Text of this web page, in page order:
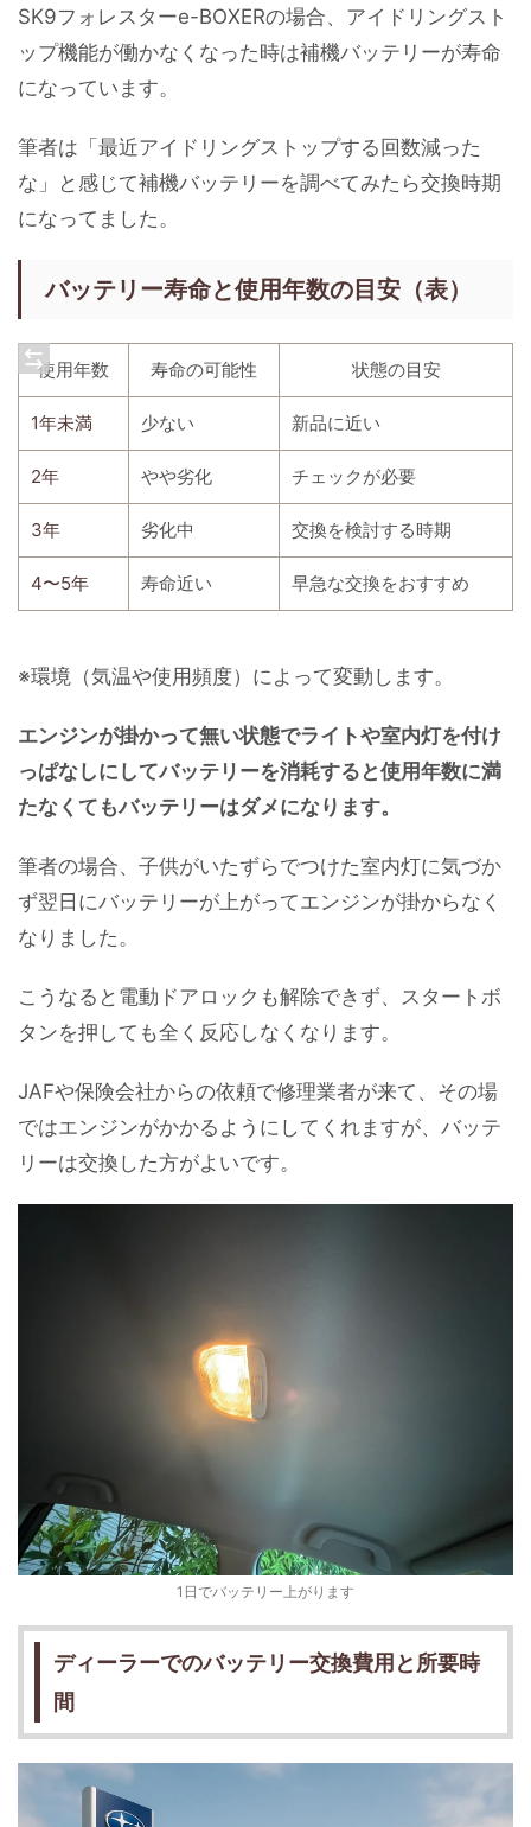
SK9フォレスターe-BOXERの場合、アイドリングスト
ップ機能が働かなくなった時は補機バッテリーが寿命
になっています。
筆者は「最近アイドリングストップする回数減った
な」と感じて補機バッテリーを調べてみたら交換時期
になってました。
バッテリー寿命と使用年数の目安（表）
使用年数 寿命の可能性 状態の目安
1年未満 少ない 新品に近い
2年 やや劣化 チェックが必要
3年 劣化中 交換を検討する時期
4〜5年 寿命近い 早急な交換をおすすめ
※環境（気温や使用頻度）によって変動します。
エンジンが掛かって無い状態でライトや室内灯を付け
っぱなしにしてバッテリーを消耗すると使用年数に満
たなくてもバッテリーはダメになります。
筆者の場合、子供がいたずらでつけた室内灯に気づか
ず翌日にバッテリーが上がってエンジンが掛からなく
なりました。
こうなると電動ドアロックも解除できず、スタートボ
タンを押しても全く反応しなくなります。
JAFや保険会社からの依頼で修理業者が来て、その場
ではエンジンがかかるようにしてくれますが、バッテ
リーは交換した方がよいです。
1日でバッテリー上がります
ディーラーでのバッテリー交換費用と所要時
間